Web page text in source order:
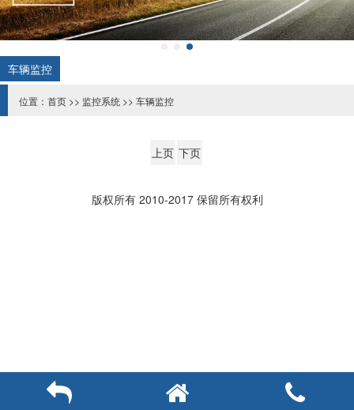
车辆监控
位置： 首页 >> 监控系统 >> 车辆监控
上页 下页
版权所有 2010-2017 保留所有权利